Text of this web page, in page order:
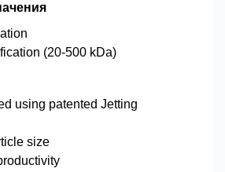
(20-500 kDa)
using patented Jetting
size